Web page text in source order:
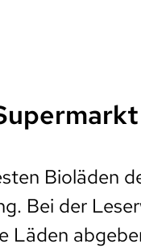
Bioläden
Bei der
Läden